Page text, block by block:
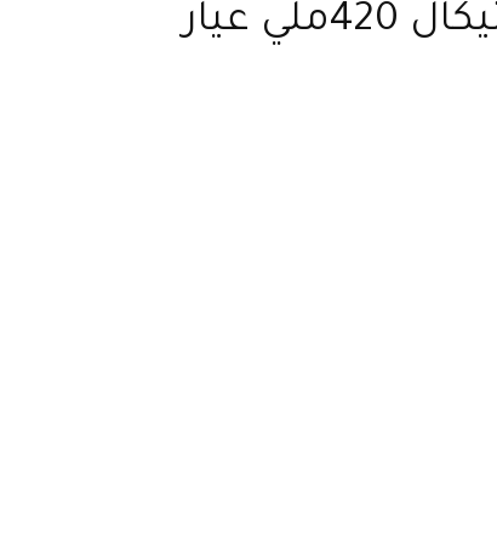
تايبان سلاش تاكتيكال 420ملي عيار